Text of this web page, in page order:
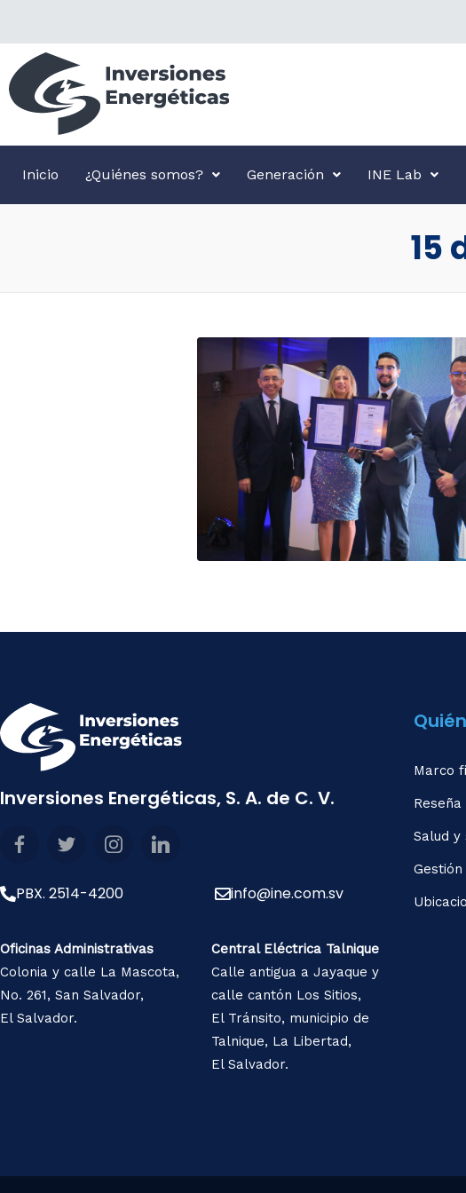
Inicio ¿Quiénes somos? Generación INE Lab
15
Inversiones Energéticas, S. A. de C. V.
PBX. 2514-4200 info@ine.com.sv
Oficinas Administrativas
Colonia y calle La Mascota,
No. 261, San Salvador,
El Salvador.
Central Eléctrica Talnique
Calle antigua a Jayaque y
calle cantón Los Sitios,
El Tránsito, municipio de
Talnique, La Libertad,
El Salvador.
Marco
Salud y